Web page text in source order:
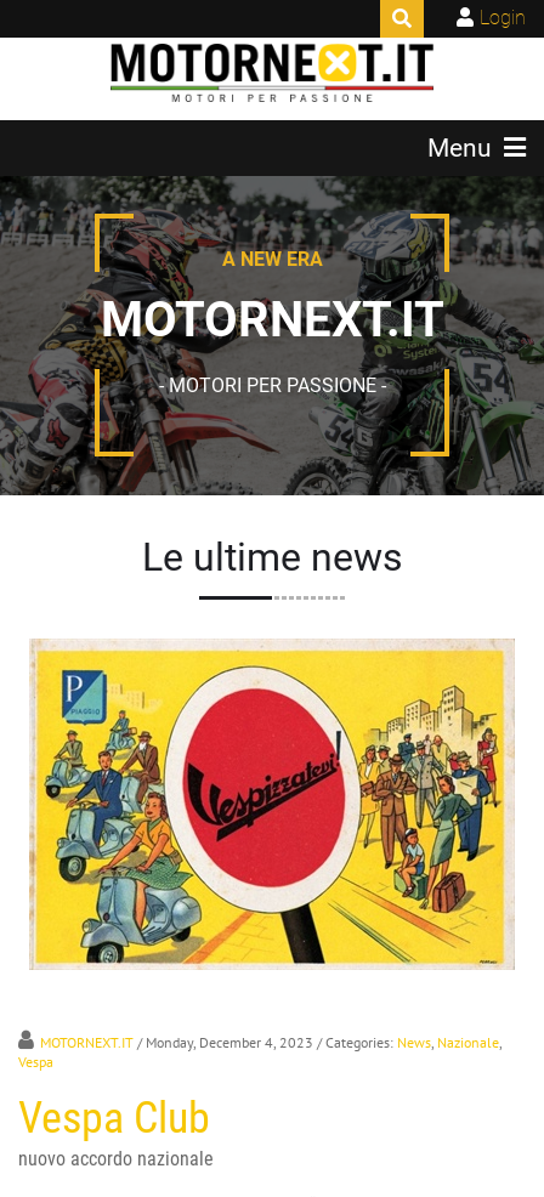
Login
Menu
A NEW ERA
MOTORNEXT.IT
- MOTORI PER PASSIONE -
Le ultime news
MOTORNEXT.IT / Monday, December 4, 2023 / Categories: News Nazionale
Vespa
Vespa Club
nuovo accordo nazionale